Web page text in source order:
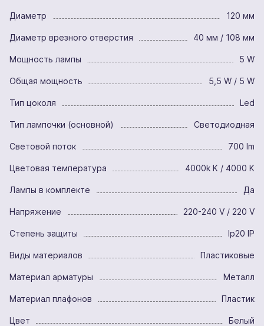
Диаметр 120 мм
Диаметр врезного отверстия 40 мм / 108 мм
Мощность лампы 5 W
Общая мощность 5,5 W / 5 W
Тип цоколя Led
Тип лампочки (основной) Светодиодная
Световой поток 700 lm
Цветовая температура 4000k K / 4000 K
Лампы в комплекте Да
Напряжение 220-240 V / 220 V
Степень защиты Ip20 IP
Виды материалов Пластиковые
Материал арматуры Металл
Материал плафонов Пластик
Цвет Белый